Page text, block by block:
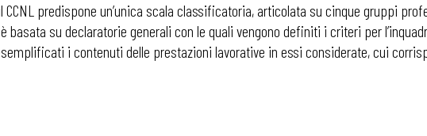
predispone un’unica scala classificatoria, articolata su cinque gruppi
su declaratorie generali con le quali vengono definiti i criteri per
i contenuti delle prestazioni lavorative in essi considerate, cui